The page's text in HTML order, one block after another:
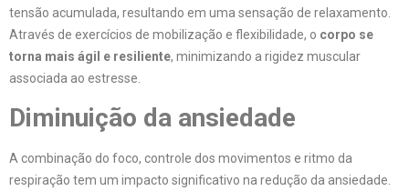
tensão acumulada, resultando em uma sensação de relaxamento.
Através de exercícios de mobilização e flexibilidade, o corpo se
torna mais ágil e resiliente, minimizando a rigidez muscular
associada ao estresse.
Diminuição da ansiedade
A combinação do foco, controle dos movimentos e ritmo da
respiração tem um impacto significativo na redução da ansiedade.